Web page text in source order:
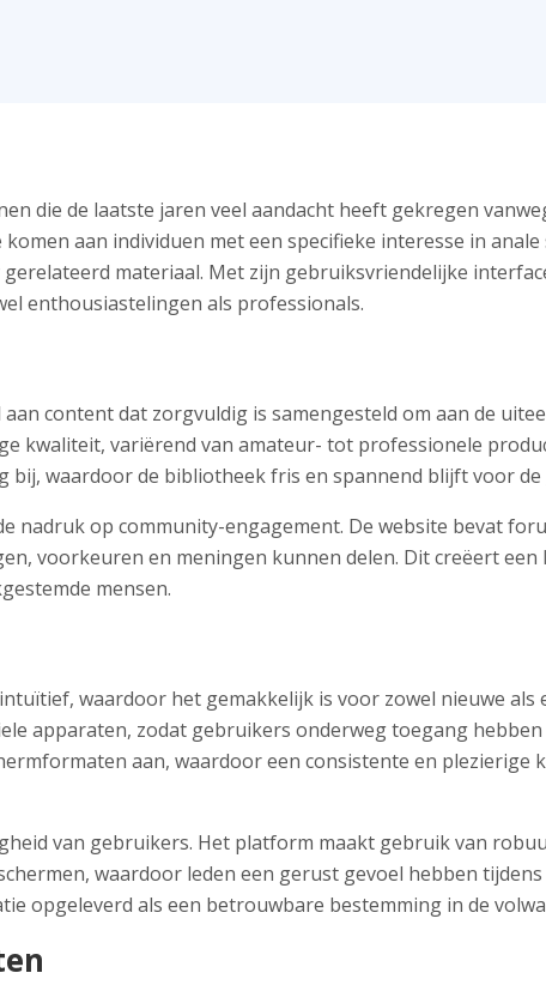
die de laatste jaren veel aandacht heeft gekregen
aan individuen met een specifieke interesse in
materiaal. Met zijn gebruiksvriendelijke
enthousiastelingen als professionals.
content dat zorgvuldig is samengesteld om aan de
kwaliteit, variërend van amateur- tot professionele
waardoor de bibliotheek fris en spannend blijft voor
nadruk op community-engagement. De website bevat
voorkeuren en meningen kunnen delen. Dit creëert een
mensen.
waardoor het gemakkelijk is voor zowel nieuwe
apparaten, zodat gebruikers onderweg toegang
aan, waardoor een consistente en
van gebruikers. Het platform maakt gebruik van
waardoor leden een gerust gevoel hebben
opgeleverd als een betrouwbare bestemming in de